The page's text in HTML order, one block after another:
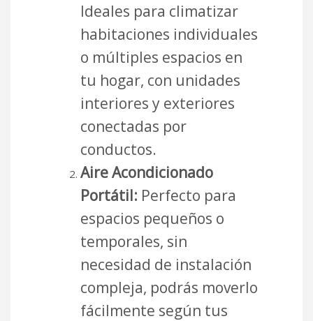
Ideales para climatizar
habitaciones individuales
o múltiples espacios en
tu hogar, con unidades
interiores y exteriores
conectadas por
conductos.
Aire Acondicionado
Portátil: Perfecto para
espacios pequeños o
temporales, sin
necesidad de instalación
compleja, podrás moverlo
fácilmente según tus